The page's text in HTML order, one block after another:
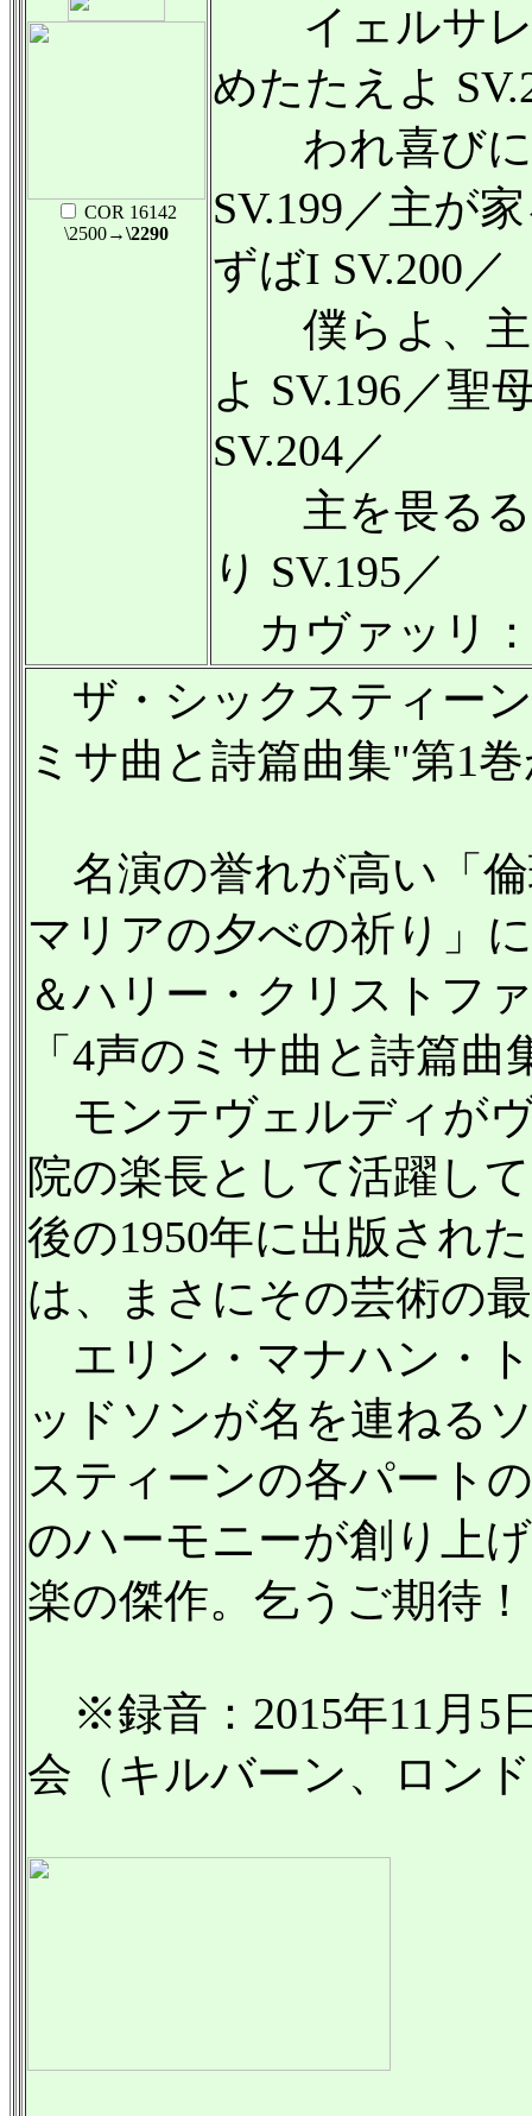
COR 16142
\2500→\2290
イェルサレ
めたたえよ
われ喜びに
SV.199／主が
ずばI SV.200／
僕らよ、主
よ SV.196／聖
SV.204／
主を畏るる
り SV.195／
カヴァッリ
ザ・シックスティー
ミサ曲と詩篇曲集"第1
名演の誉れが高い「
マリアの夕べの祈り」
＆ハリー・クリストフ
「4声のミサ曲と詩篇曲
モンテヴェルディが
院の楽長として活躍し
後の1950年に出版され
は、まさにその芸術の
エリン・マナハン・
ッドソンが名を連ねる
スティーンの各パート
のハーモニーが創り上
楽の傑作。乞うご期待！
※録音：2015年11月5
会（キルバーン、ロン